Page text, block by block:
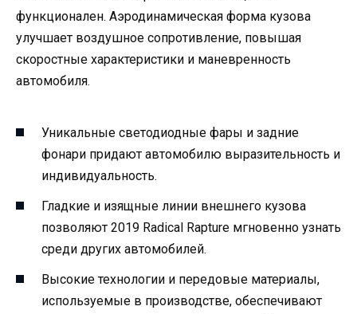
функционален. Аэродинамическая форма кузова
улучшает воздушное сопротивление, повышая
скоростные характеристики и маневренность
автомобиля.
Уникальные светодиодные фары и задние
фонари придают автомобилю выразительность и
индивидуальность.
Гладкие и изящные линии внешнего кузова
позволяют 2019 Radical Rapture мгновенно узнать
среди других автомобилей.
Высокие технологии и передовые материалы,
используемые в производстве, обеспечивают